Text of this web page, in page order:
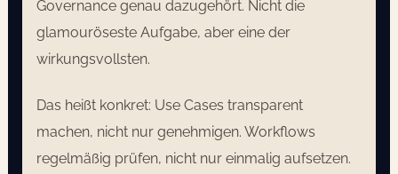
Governance genau dazugehört. Nicht die
glamouröseste Aufgabe, aber eine der
wirkungsvollsten.
Das heißt konkret: Use Cases transparent
machen, nicht nur genehmigen. Workflows
regelmäßig prüfen, nicht nur einmalig aufsetzen.